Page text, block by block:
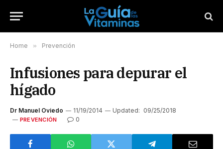
Home » Prevención
Infusiones para depurar el
hígado
Dr Manuel Oviedo 11/19/2014 Updated: 09/25/2018
PREVENCIÓN 0